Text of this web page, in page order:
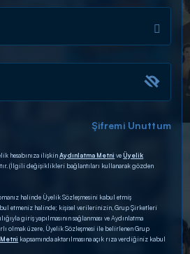
Şifremi Unuttum
hesabınıza ilişkinAydınlatma Metni veÜyelik
(İlgili değişiklikleri bağlantıları kullanarak gözden
halinde Üyelik Sözleşmesini kabul etmiş
etmeniz halinde; kişisel verilerinizin, Grup Şirketleri
giriş yapılmasının sağlanması ve Aydınlatma
olmak üzere, Üyelik Sözleşmesi ile belirlenen Grup
Metni kapsamında aktarılmasına açık rıza verdiğiniz kabul